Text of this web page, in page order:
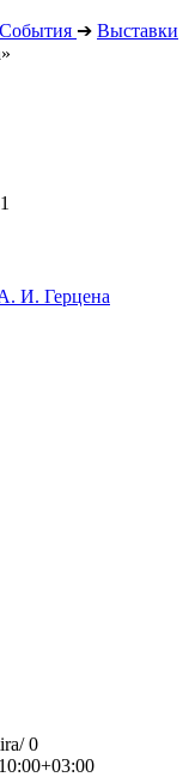
События ➔ Выставки
И. Герцена
0